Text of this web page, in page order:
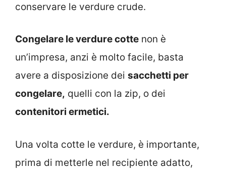
conservare le verdure crude.
Congelare le verdure cotte non è
un’impresa, anzi è molto facile, basta
avere a disposizione dei sacchetti per
congelare, quelli con la zip, o dei
contenitori ermetici.
Una volta cotte le verdure, è importante,
prima di metterle nel recipiente adatto,